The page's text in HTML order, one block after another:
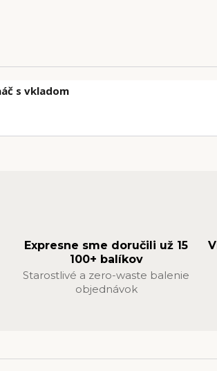
s vkladom
Expresne sme doručili už 15
100+ balíkov
Starostlivé a zero-waste balenie
objednávok